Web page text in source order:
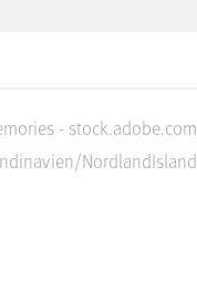
- stock.adobe.com
NordlandIsland